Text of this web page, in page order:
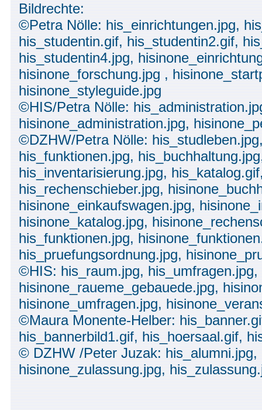
Bildrechte:
©Petra Nölle: his_einrichtungen.jpg,
his_studentin.gif, his_studentin2.gif,
his_studentin4.jpg,
hisinone_forschung.jpg ,
hisinone_styleguide.jpg
©HIS/Petra Nölle:
hisinone_administration.jpg,
©DZHW/Petra Nölle:
his_funktionen.jpg,
his_inventarisierung.jpg,
his_rechenschieber.jpg,
hisinone_einkaufswagen.jpg,
hisinone_katalog.jpg,
his_funktionen.jpg,
his_pruefungsordnung.jpg,
©HIS: his_raum.jpg,
hisinone_raueme_gebauede.jpg,
hisinone_umfragen.jpg,
©Maura Monente-Helber:
his_bannerbild1.gif, his_hoersaal.gif,
© DZHW /Peter Juzak: his_alumni.jpg,
hisinone_zulassung.jpg,